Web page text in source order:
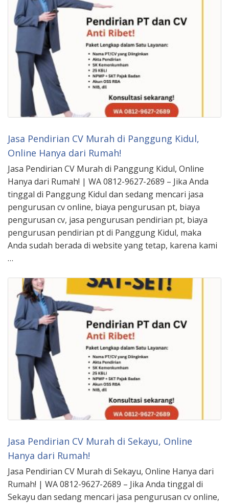
Jasa Pendirian CV Murah di Panggung Kidul,
Online Hanya dari Rumah!
Jasa Pendirian CV Murah di Panggung Kidul, Online
Hanya dari Rumah! | WA 0812-9627-2689 – Jika Anda
tinggal di Panggung Kidul dan sedang mencari jasa
pengurusan cv online, biaya pengurusan pt, biaya
pengurusan cv, jasa pengurusan pendirian pt, biaya
pengurusan pendirian pt di Panggung Kidul, maka
Anda sudah berada di website yang tetap, karena kami
…
Jasa Pendirian CV Murah di Sekayu, Online
Hanya dari Rumah!
Jasa Pendirian CV Murah di Sekayu, Online Hanya dari
Rumah! | WA 0812-9627-2689 – Jika Anda tinggal di
Sekayu dan sedang mencari jasa pengurusan cv online,